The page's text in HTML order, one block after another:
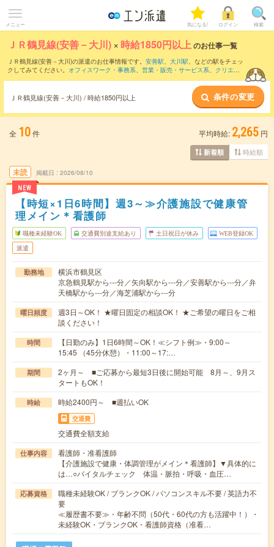
メニュー 気になる! ログイン 検索
ＪＲ鶴見線(安善－大川) × 時給1850円以上のお仕事一覧
ＪＲ鶴見線(安善－大川)の派遣のお仕事情報です。 安善駅、 大川駅、などの駅をチェッ
クしてみてください。 オフィスワーク・事務系、 営業・販売・サービス系、 クリエイ
ＪＲ鶴見線(安善－大川) / 時給1850円以上 条件の変更
全 10件 平均時給: 2,265 円
新着順 時給順
未読
NEW
掲載日 2026/08/10
【時短×1日6時間】週3～≫介護施設で健康管
理メイン＊看護師
職種未経験OK 交通費別途支給あり 土日祝日が休み WEB登録OK
派遣
勤務地
横浜市鶴見区
京急鶴見駅から---分／矢向駅から---分／安善駅から---分／弁
天橋駅から---分／海芝浦駅から---分
曜日頻度
週3日～OK！ ★曜日固定の相談OK！ ★ご希望の曜日をご相
談ください！
時間
【日勤のみ】1日6時間～OK！≪シフト例≫・9:00～
15:45 （45分休憩）・11:00～17:…
期間
2ヶ月～ ■ご応募から最短3日後に開始可能 8月～、9月ス
タートもOK！
時給 時給2400円～ ■週払いOK
交通費
交通費全額支給
仕事内容
看護師・准看護師
【介護施設で健康・体調管理がメイン＊看護師】▼具体的に
は…○バイタルチェック 体温・脈拍・呼吸・血圧…
応募資格
職種未経験OK / ブランクOK / パソコンスキル不要 / 英語力不
要
≪履歴書不要≫・年齢不問（50代・60代の方も活躍中！）・
未経験OK・ブランクOK・看護師資格（准看…